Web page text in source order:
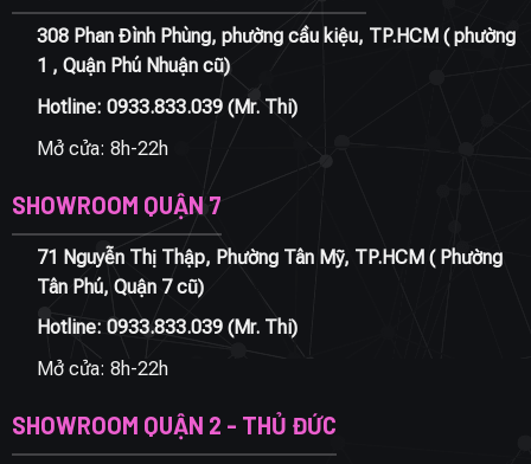
308 Phan Đình Phùng, phường cầu kiệu, TP.HCM ( phường
1 , Quận Phú Nhuận cũ)
Hotline: 0933.833.039(Mr. Thi)
Mở cửa: 8h-22h
SHOWROOM QUẬN 7
71 Nguyễn Thị Thập, Phường Tân Mỹ, TP.HCM ( Phường
Tân Phú, Quận 7 cũ)
Hotline: 0933.833.039(Mr. Thi)
Mở cửa: 8h-22h
SHOWROOM QUẬN 2 - THỦ ĐỨC